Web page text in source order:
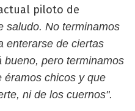
piloto de
saludo. No terminamos
enterarse de ciertas
bueno, pero terminamos
éramos chicos y que
ni de los cuernos".